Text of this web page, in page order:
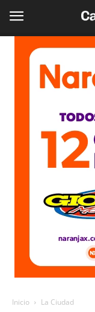
Inicio La Ciudad